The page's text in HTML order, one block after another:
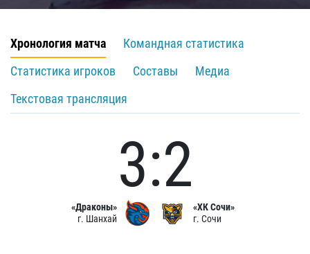
Хронология матча
Командная статистика
Статистика игроков
Составы
Медиа
Текстовая трансляция
«Драконы»
г. Шанхай
3:2
«ХК Сочи»
г. Сочи